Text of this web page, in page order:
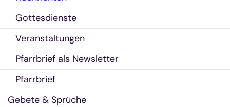
Gottesdienste
Veranstaltungen
Pfarrbrief als Newsletter
Pfarrbrief
Gebete & Sprüche